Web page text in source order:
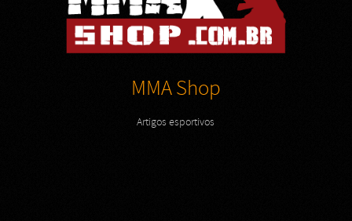
MMA Shop
Artigos esportivos